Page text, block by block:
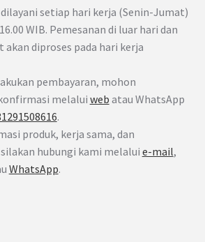
setiap hari kerja (Senin-Jumat)
WIB. Pemesanan di luar hari dan
akan diproses pada hari kerja
pembayaran, mohon
melalui web atau WhatsApp
.
produk, kerja sama, dan
hubungi kami melalui e-mail,
WhatsApp.